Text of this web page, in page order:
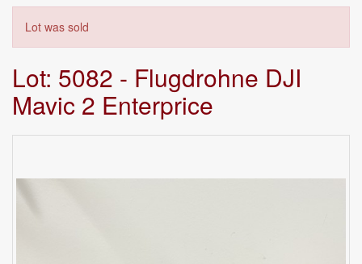
Lot was sold
Lot: 5082 - Flugdrohne DJI
Mavic 2 Enterprice